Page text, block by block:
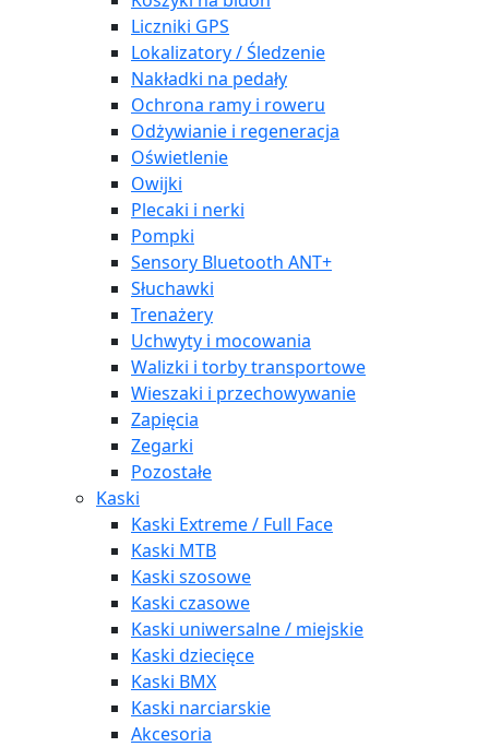
Liczniki GPS
Lokalizatory / Śledzenie
Nakładki na pedały
Ochrona ramy i roweru
Odżywianie i regeneracja
Oświetlenie
Owijki
Plecaki i nerki
Pompki
Sensory Bluetooth ANT+
Słuchawki
Trenażery
Uchwyty i mocowania
Walizki i torby transportowe
Wieszaki i przechowywanie
Zapięcia
Zegarki
Pozostałe
Kaski
Kaski Extreme / Full Face
Kaski MTB
Kaski szosowe
Kaski czasowe
Kaski uniwersalne / miejskie
Kaski dziecięce
Kaski BMX
Kaski narciarskie
Akcesoria